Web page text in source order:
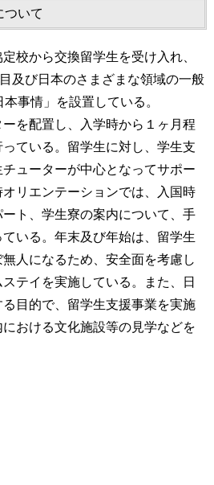
ついて
校から交換留学生を受け入れ、
及び日本のさまざまな領域の一般
事情」を設置している。
を配置し、入学時から１ヶ月程
ている。留学生に対し、学生支
ューターが中心となってサポー
オリエンテーションでは、入国時
ト、学生寮の案内について、手
いる。年末及び年始は、留学生
人になるため、安全面を考慮し
テイを実施している。また、日
目的で、留学生支援事業を実施
おける文化施設等の見学などを